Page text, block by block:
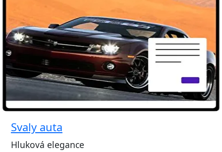
Svaly auta
Hluková elegance